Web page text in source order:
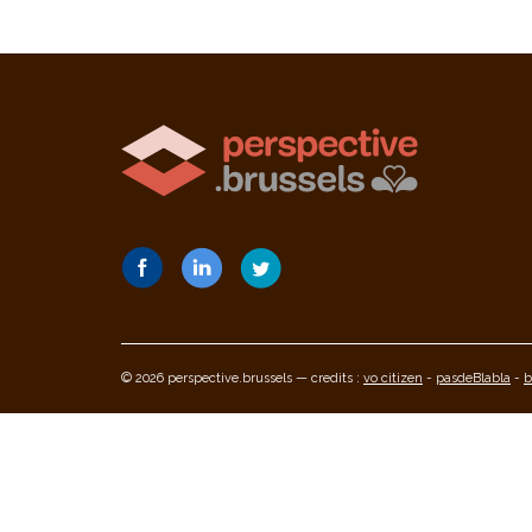
© 2026 perspective.brussels — credits : vo citizen - pasdeBlabla -